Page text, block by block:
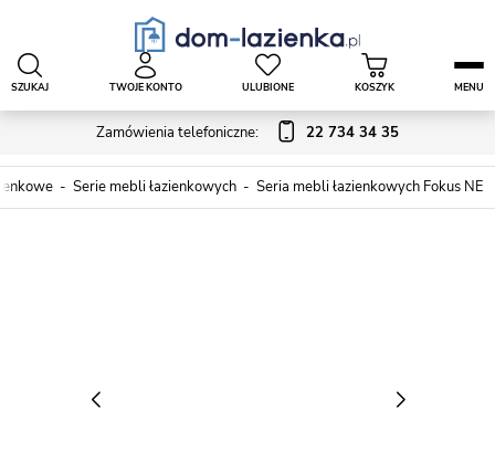
Zamówienia telefoniczne: 22 734 34 35
SZUKAJ TWOJE KONTO ULUBIONE KOSZYK MENU
Serie mebli łazienkowych Seria mebli łazienkowych Fokus NE